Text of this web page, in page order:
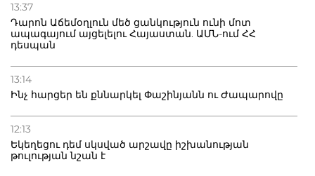
13:37
Դարոն Աճեմօղլուն մեծ ցանկություն ունի մոտ
ապագայում այցելելու Հայաստան. ԱՄՆ-ում ՀՀ
դեսպան
13:14
Ինչ հարցեր են քննարկել Փաշինյանն ու Ժապարովը
12:13
Եկեղեցու դեմ սկսված արշավը իշխանության
թուլության նշան է